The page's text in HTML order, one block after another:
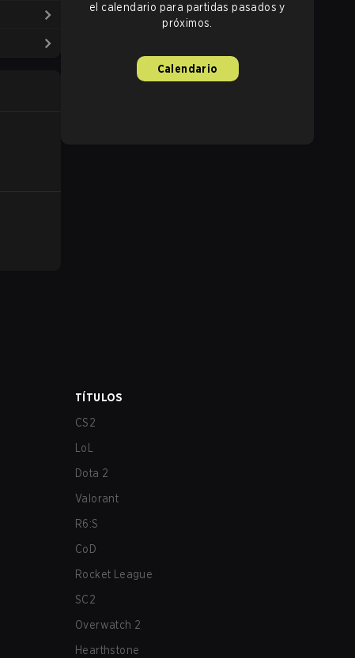
el calendario para partidas pasados y
próximos.
Calendario
TÍTULOS
CS2
LoL
Dota 2
Valorant
R6:S
CoD
Rocket League
SC2
Overwatch 2
Hearthstone